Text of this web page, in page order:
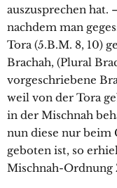
auszusprechen hat.
nachdem man
Tora (5.B.M. 8, 10)
Brachah, (Plural
vorgeschriebene
weil von der Tora
in der Mischnah
nun diese nur beim
geboten ist, so
Mischnah-Ordnung